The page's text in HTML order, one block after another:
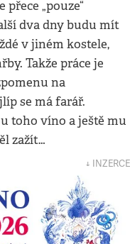
„pouze“
dva dny budu mít
v jiném kostele,
Takže práce je
na
se má farář.
toho víno a ještě mu
zažít…
↓ INZERCE